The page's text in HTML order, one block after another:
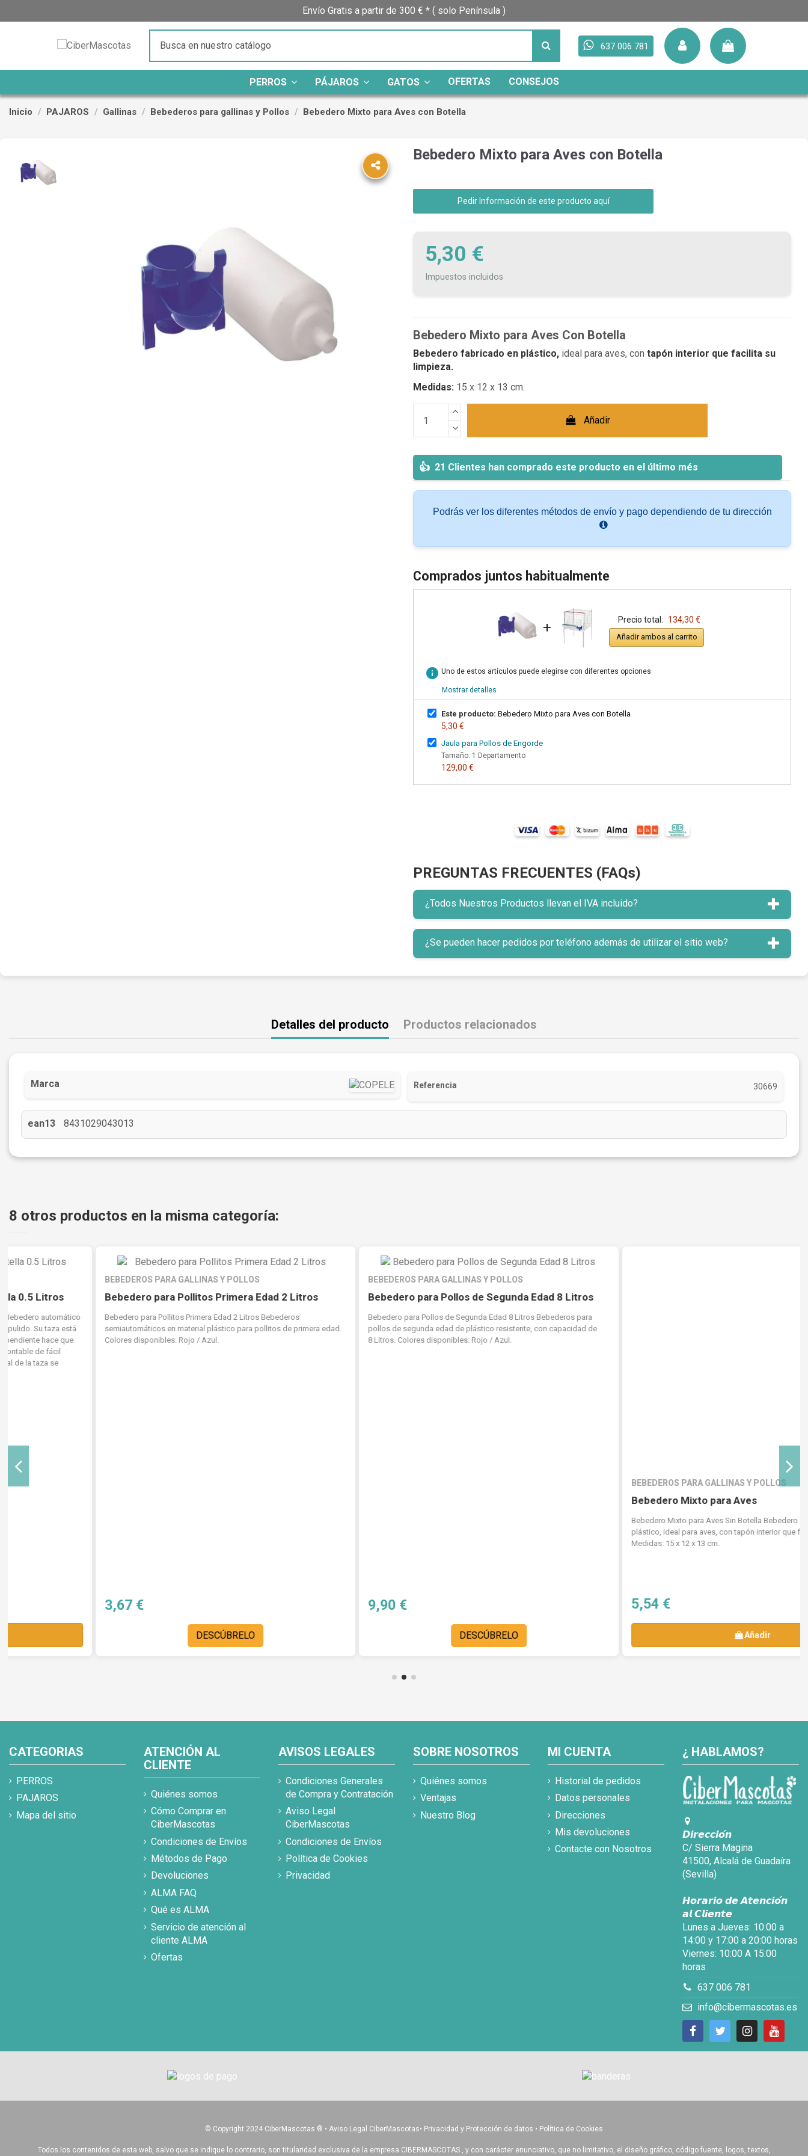
Envío Gratis a partir de 300 € * ( solo Península )
637 006 781
PERROS PÁJAROS GATOS OFERTAS CONSEJOS
Inicio PAJAROS Gallinas Bebederos para gallinas y Pollos Bebedero Mixto para Aves con Botella
Bebedero Mixto para Aves con Botella
Pedir Información de este producto aquí
5,30 €
Impuestos incluidos
Bebedero Mixto para Aves Con Botella
Bebedero fabricado en plástico, ideal para aves, con tapón interior que facilita su
limpieza.
Medidas: 15 x 12 x 13 cm.
Añadir
21 Clientes han comprado este producto en el último més
Podrás ver los diferentes métodos de envío y pago dependiendo de tu dirección
Comprados juntos habitualmente
+ Precio total: 134,30 €
Añadir ambos al carrito
info Uno de estos artículos puede elegirse con diferentes opciones
Mostrar detalles
Este producto: Bebedero Mixto para Aves con Botella
5,30 €
Jaula para Pollos de Engorde
Tamaño: 1 Departamento
129,00 €
PREGUNTAS FRECUENTES (FAQs)
¿Todos Nuestros Productos llevan el IVA incluido?
¿Se pueden hacer pedidos por teléfono además de utilizar el sitio web?
Detalles del producto Productos relacionados
Marca Referencia 30669
ean13 8431029043013
8 otros productos en la misma categoría:
BEBEDEROS PARA GALLINAS Y POLLOS
Bebedero para Pollitos Primera Edad 2 Litros
Bebedero para Pollitos Primera Edad 2 Litros Bebederos
semiautomáticos en material plástico para pollitos de primera edad.
Colores disponibles: Rojo / Azul.
BEBEDEROS PARA GALLINAS Y POLLOS
Bebedero para Pollos de Segunda Edad 8 Litros
Bebedero para Pollos de Segunda Edad 8 Litros Bebederos para
pollos de segunda edad de plástico resistente, con capacidad de
8 Litros. Colores disponibles: Rojo / Azul.
Bebedero Mixto para Aves
Bebedero Mixto para Aves Sin Botella Bebedero fabricado en
plástico, ideal para aves, con tapón interior que facilita su limpieza.
CATEGORIAS
PERROS
PAJAROS
Mapa del sitio
ATENCIÓN AL
CLIENTE
Quiénes somos
Cómo Comprar en
CiberMascotas
Condiciones de Envíos
Métodos de Pago
Devoluciones
ALMA FAQ
Qué es ALMA
Servicio de atención al
cliente ALMA
Ofertas
AVISOS LEGALES
Condiciones Generales
de Compra y Contratación
Aviso Legal
CiberMascotas
Condiciones de Envíos
Política de Cookies
Privacidad
SOBRE NOSOTROS
Quiénes somos
Ventajas
Nuestro Blog
MI CUENTA
Historial de pedidos
Datos personales
Direcciones
Mis devoluciones
Contacte con Nosotros
¿ HABLAMOS?
𝘿𝙞𝙧𝙚𝙘𝙘𝙞𝙤́𝙣
C/ Sierra Magina
41500, Alcalá de Guadaíra
(Sevilla)
𝙃𝙤𝙧𝙖𝙧𝙞𝙤 𝙙𝙚 𝘼𝙩𝙚𝙣𝙘𝙞𝙤́𝙣
𝙖𝙡 𝘾𝙡𝙞𝙚𝙣𝙩𝙚
Lunes a Jueves: 10:00 a
14:00 y 17:00 a 20:00 horas
Viernes: 10:00 A 15:00
horas
637 006 781
info@cibermascotas.es
© Copyright 2024 CiberMascotas ® • Aviso Legal CiberMascotas• Privacidad y Protección de datos • Política de Cookies
Todos los contenidos de esta web, salvo que se indique lo contrario, son titularidad exclusiva de la empresa CIBERMASCOTAS , y con carácter enunciativo, que no limitativo, el diseño gráfico, código fuente, logos, textos,